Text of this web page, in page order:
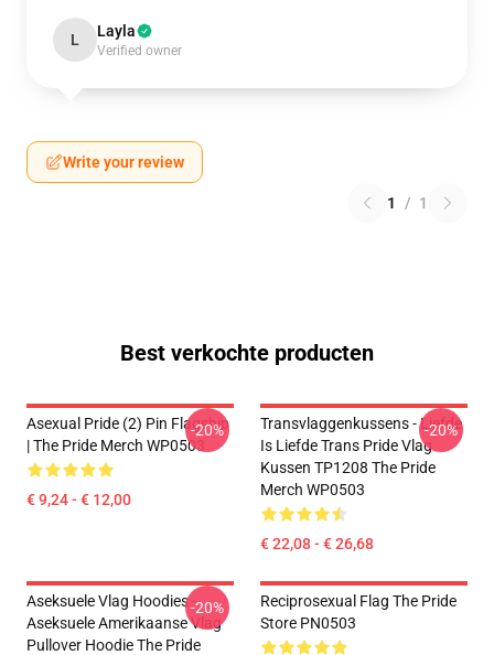
L Layla
Verified owner
Write your review
1 / 1
Best verkochte producten
Asexual Pride (2) Pin Flagship
| The Pride Merch WP0503
€ 9,24 - € 12,00
-20%
Transvlaggenkussens - Liefde
Is Liefde Trans Pride Vlag
Kussen TP1208 The Pride
Merch WP0503
€ 22,08 - € 26,68
-20%
Aseksuele Vlag Hoodies -
Aseksuele Amerikaanse Vlag
Pullover Hoodie The Pride
-20%
Reciprosexual Flag The Pride
Store PN0503